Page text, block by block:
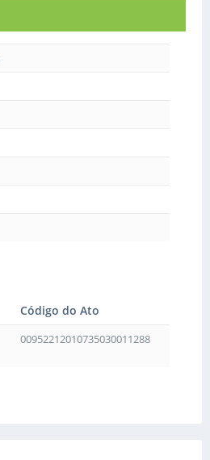
Código do Ato
00952212010735030011288